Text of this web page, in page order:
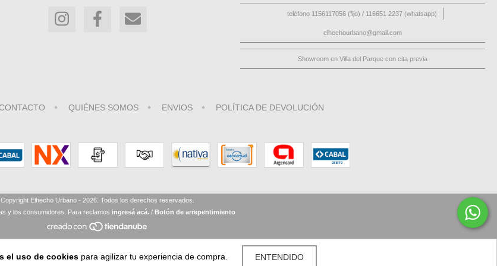
el uso de cookiespara agilizar tu experiencia de compra. ENTENDIDO
teléfono 1156117056 (fijo) / 116651 2237 (whatsapp)
elhechourbano@gmail.com
Showroom en Villa del Parque con cita previa
CONTACTO QUIÉNES SOMOS ENVIOS POLÍTICA DE DEVOLUCIÓN
Copyright Elhecho Urbano - 2026. Todos los derechos reservados.
y los consumidores. Para reclamos ingresá acá. / Botón de arrepentimiento